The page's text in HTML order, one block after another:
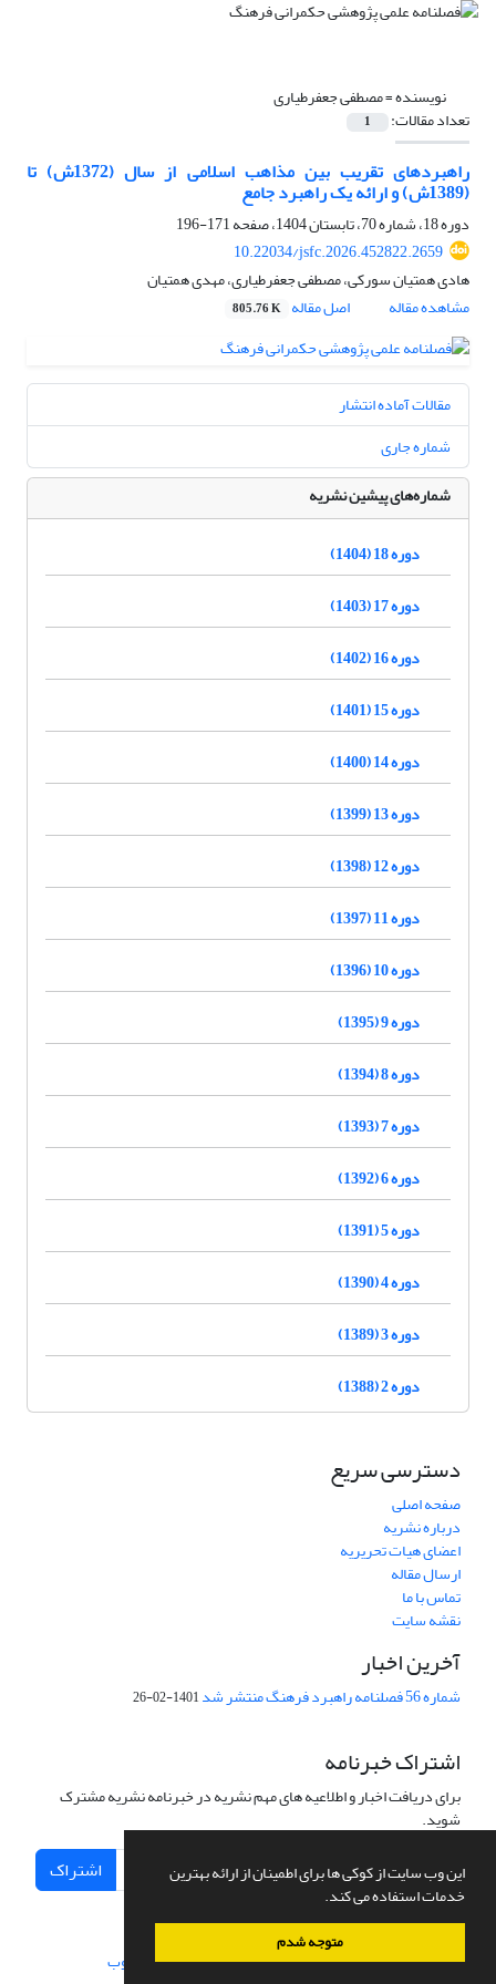
این وب سایت از کوکی ها برای اطمینان از ارائه بهترین
خدمات استفاده می کند.
متوجه شدم
نویسنده =مصطفی جعفرطیاری
تعداد مقالات: 1
راهبردهای تقریب بین مذاهب اسلامی از سال (1372ش) تا
(1389ش) و ارائه یک راهبرد جامع
دوره 18، شماره 70، تابستان 1404، صفحه
171-196
10.22034/jsfc.2026.452822.2659
هادی همتیان سورکی، مصطفی جعفرطیاری، مهدی همتیان
مشاهده مقاله
اصل مقاله 805.76 K
مقالات آماده انتشار
شماره جاری
شماره‌های پیشین نشریه
دوره 18 (1404)
دوره 17 (1403)
دوره 16 (1402)
دوره 15 (1401)
دوره 14 (1400)
دوره 13 (1399)
دوره 12 (1398)
دوره 11 (1397)
دوره 10 (1396)
دوره 9 (1395)
دوره 8 (1394)
دوره 7 (1393)
دوره 6 (1392)
دوره 5 (1391)
دوره 4 (1390)
دوره 3 (1389)
دوره 2 (1388)
دسترسی سریع
صفحه اصلی
درباره نشریه
اعضای هیات تحریریه
ارسال مقاله
تماس با ما
نقشه سایت
آخرین اخبار
شماره 56 فصلنامه راهبرد فرهنگ منتشر شد 1401-02-26
اشتراک خبرنامه
برای دریافت اخبار و اطلاعیه های مهم نشریه در خبرنامه نشریه مشترک
شوید.
اشتراک
سامانه مدیریت نشریات علمی.طراحی و پیاده سازی از سیناوب